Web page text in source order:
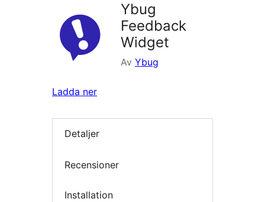
Ybug
Feedback
Widget
Av Ybug
Ladda ner
Detaljer
Recensioner
Installation